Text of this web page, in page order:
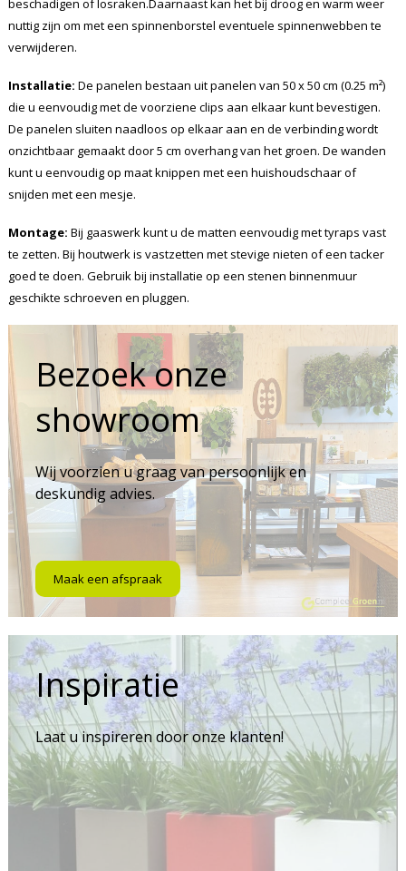
beschadigen of losraken.Daarnaast kan het bij droog en warm weer
nuttig zijn om met een spinnenborstel eventuele spinnenwebben te
verwijderen.
Installatie: De panelen bestaan uit panelen van 50 x 50 cm (0.25 m²)
die u eenvoudig met de voorziene clips aan elkaar kunt bevestigen.
De panelen sluiten naadloos op elkaar aan en de verbinding wordt
onzichtbaar gemaakt door 5 cm overhang van het groen. De wanden
kunt u eenvoudig op maat knippen met een huishoudschaar of
snijden met een mesje.
Montage: Bij gaaswerk kunt u de matten eenvoudig met tyraps vast
te zetten. Bij houtwerk is vastzetten met stevige nieten of een tacker
goed te doen. Gebruik bij installatie op een stenen binnenmuur
geschikte schroeven en pluggen.
Bezoek onze
showroom
Wij voorzien u graag van persoonlijk en
deskundig advies.
Maak een afspraak
Inspiratie
Laat u inspireren door onze klanten!